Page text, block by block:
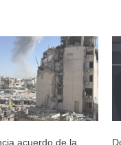
acuerdo de la